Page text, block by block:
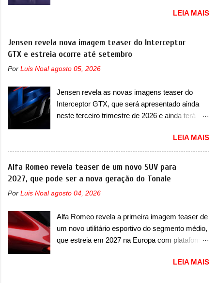
característico da Rezvani. Junto com as
imagens, a marca já confirmou que o Dune será
um carro muito exclusivo. Ao todo, serão
apenas sete unidades produzidas... para todo
equipado com um motor V10 Supercharger
capaz de desenvolver cerca de 800cv que
separou a performance exótica da aventura i...
apresentar na China as primeiras mudanças
para o Z20, um misto de hatch com SUV que é
vendido no mercado chinês desde o
lançamento, em 2024. Agora, o modelo passará
mudará de nome. Vendido na Europa como 02
vendido na China apenas como ‘20’. Junto das
mudanças visuais, a marca confirmou que ele
pode ser um dos primeiros produtos da
Chamado de ’16 em 1’, também chamado de
Thunder, ele apresenta uma melhoria de
eficiência térmica e integra 12 elementos de
hardware. Entre eles, motor elétrico, controlador
de motor, redutor, conversor CC-CC, OBC,
de pré-carga e gateway de domínio de energia.
Há mais quatro recursos de software como
gerenciamento...
LEIA MAIS
Jensen revela nova imagem teaser do Interceptor
GTX e estreia ocorre até setembro
Por Luis Noal agosto 05, 2026
Jensen revela as novas imagens teaser do
Interceptor GTX, que será apresentado ainda
neste terceiro trimestre de 2026 e ainda terá
International Automotive (abreviação de JIA)
apresentou uma nova imagem teaser que
mostra como será o Interceptor GTX, o
esportivo que recolocará a marca no mercado.
O granturismo (GT) apareceu em uma nova
imagem de traseira, onde ele aparece o para-
esportivo será apresentado no terceiro trimestre
de 2026, ou seja, acontecerá entre os meses de
julho e setembro (e já estamos em agosto), ou
o dia 30 de setembro. A marca confirmou que
LEIA MAIS
Alfa Romeo revela teaser de um novo SUV para
2027, que pode ser a nova geração do Tonale
Por Luis Noal agosto 04, 2026
Alfa Romeo revela a primeira imagem teaser de
um novo utilitário esportivo do segmento médio,
que estreia em 2027 na Europa com plataforma
imagem teaser de um novo utilitário esportivo
LEIA MAIS